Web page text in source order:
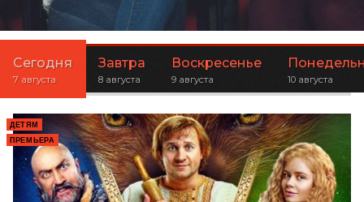
Сегодня
7 августа
Завтра
8 августа
Воскресенье
9 августа 10 августа
ДЕТЯМ
ПРЕМЬЕРА